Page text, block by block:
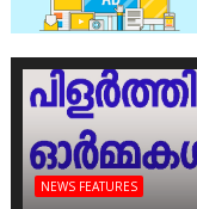
NEWS FEATURES